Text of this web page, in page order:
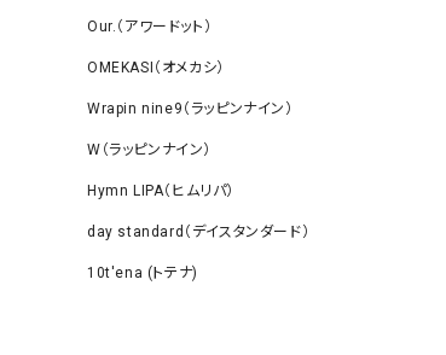
Our.（アワードット）
OMEKASI（オメカシ）
Wrapin nine9（ラッピンナイン）
W（ラッピンナイン）
Hymn LIPA（ヒムリパ）
day standard（デイスタンダード）
10t'ena (トテナ)